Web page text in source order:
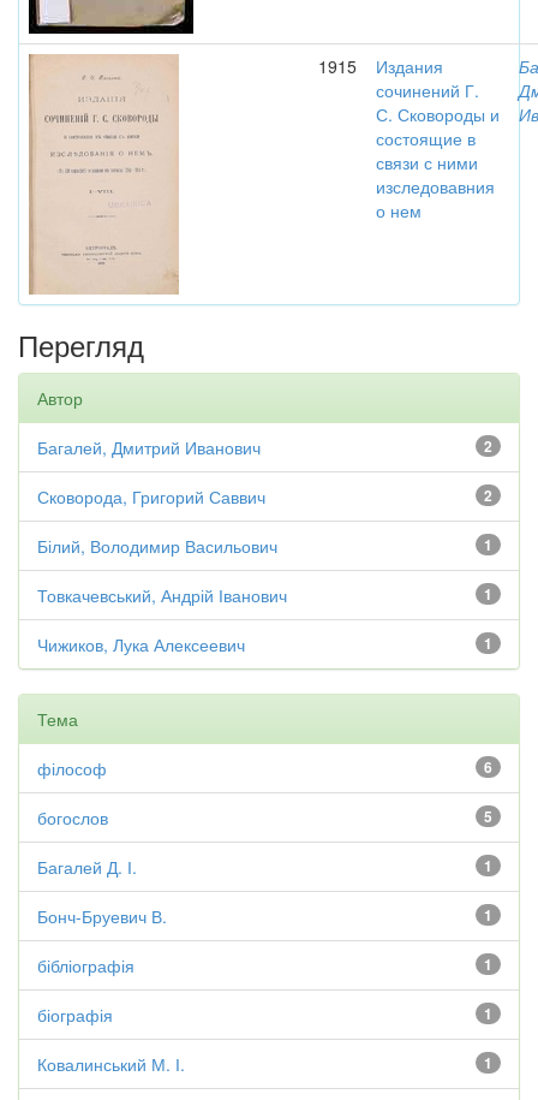
1915
Издания
сочинений Г.
С. Сковороды и
состоящие в
связи с ними
изследовавния
о нем
Перегляд
Автор
2
Багалей, Дмитрий Иванович
2
Сковорода, Григорий Саввич
1
Білий, Володимир Васильович
1
Товкачевський, Андрій Іванович
1
Чижиков, Лука Алексеевич
Тема
6
філософ
5
богослов
1
Багалей Д. І.
1
Бонч-Бруевич В.
1
бібліографія
1
біографія
1
Ковалинський М. І.